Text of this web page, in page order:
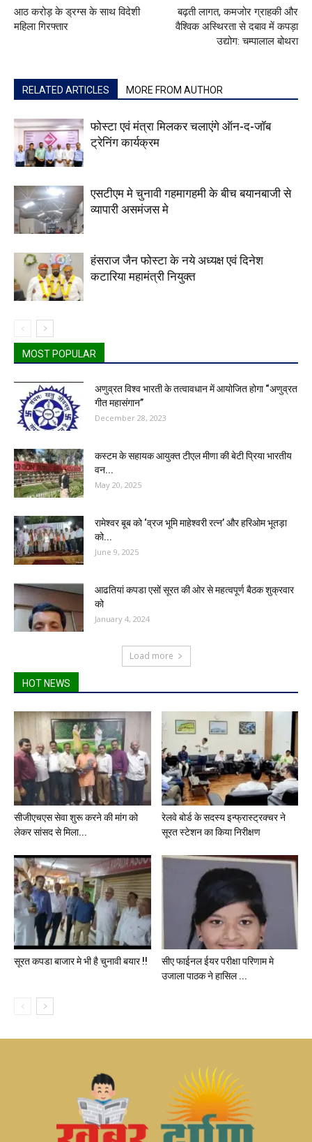
आठ करोड़ के ड्रग्स के साथ विदेशी
महिला गिरफ्तार
बढ़ती लागत, कमजोर ग्राहकी और
वैश्विक अस्थिरता से दबाव में कपड़ा
उद्योग: चम्पालाल बोथरा
RELATED ARTICLES MORE FROM AUTHOR
फोस्टा एवं मंत्रा मिलकर चलाएंगे ऑन-द-जॉब
ट्रेनिंग कार्यक्रम
एसटीएम मे चुनावी गहमागहमी के बीच बयानबाजी से
व्यापारी असमंजस मे
हंसराज जैन फोस्टा के नये अध्यक्ष एवं दिनेश
कटारिया महामंत्री नियुक्त
MOST POPULAR
अणुव्रत विश्व भारती के तत्वावधान में आयोजित होगा “अणुव्रत
गीत महासंगान”
December 28, 2023
कस्टम के सहायक आयुक्त टीएल मीणा की बेटी प्रिया भारतीय
वन...
May 20, 2025
रामेश्वर बूब को ‘व्रज भूमि माहेश्वरी रत्न’ और हरिओम भूतड़ा
को...
June 9, 2025
आढतियां कपडा एसों सूरत की ओर से महत्वपूर्ण बैठक शुक्रवार
को
January 4, 2024
Load more
HOT NEWS
सीजीएचएस सेवा शुरू करने की मांग को
लेकर सांसद से मिला...
रेलवे बोर्ड के सदस्य इन्फ्रास्ट्रक्चर ने
सूरत स्टेशन का किया निरीक्षण
सूरत कपडा बाजार मे भी है चुनावी‌ बयार !!
सीए फाईनल ईयर परीक्षा परिणाम मे
उजाला पाठक ने हासिल ...